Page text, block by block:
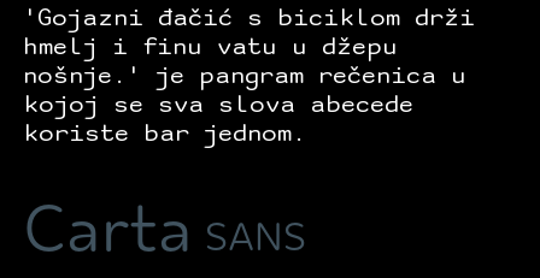
'Gojazni đačić s biciklom drži
hmelj i finu vatu u džepu
nošnje.' je pangram rečenica u
kojoj se sva slova abecede
koriste bar jednom.
Carta SANS